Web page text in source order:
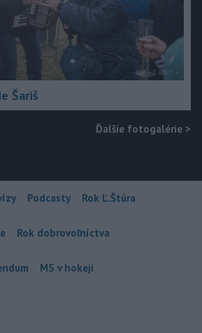
Šariš
Ďalšie fotogalérie >
Podcasty Rok Ľ.Štúra
Rok dobrovoľníctva
MS v hokeji